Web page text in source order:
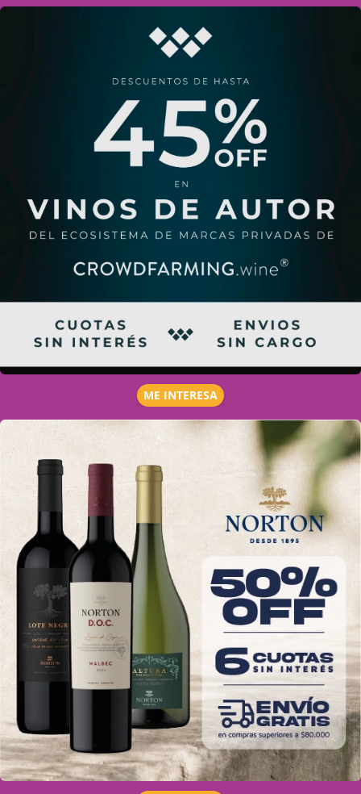
ME INTERESA